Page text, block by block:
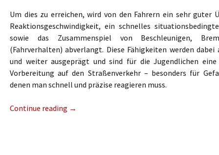
Um dies zu erreichen, wird von den Fahrern ein sehr guter
Reaktionsgeschwindigkeit, ein schnelles
sowie das Zusammenspiel von Beschleunigen,
(Fahrverhalten) abverlangt. Diese Fähigkeiten werden
und weiter ausgeprägt und sind für die Jugendlichen eine
Vorbereitung auf den Straßenverkehr – besonders für
denen man schnell und präzise reagieren muss.
Continue reading →